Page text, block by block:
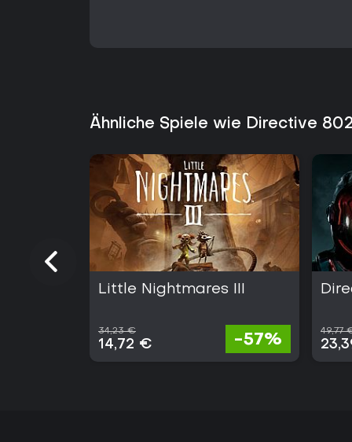
Ähnliche Spiele wie Directive
Little Nightmares III
34,23 €
14,72 € -57%
49,77